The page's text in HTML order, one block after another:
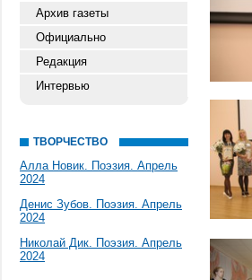
Архив газеты
Официально
Редакция
Интервью
ТВОРЧЕСТВО
Алла Новик. Поэзия. Апрель
2024
Денис Зубов. Поэзия. Апрель
2024
Николай Дик. Поэзия. Апрель
2024